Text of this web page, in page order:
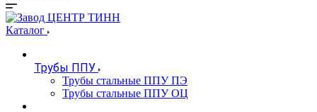
Каталог
Трубы ППУ
Трубы стальные ППУ ПЭ
Трубы стальные ППУ ОЦ